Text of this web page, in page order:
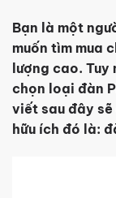
Bạn là một
muốn tìm mua
lượng cao. Tuy
chọn loại đàn
viết sau đây sẽ
hữu ích đó là: